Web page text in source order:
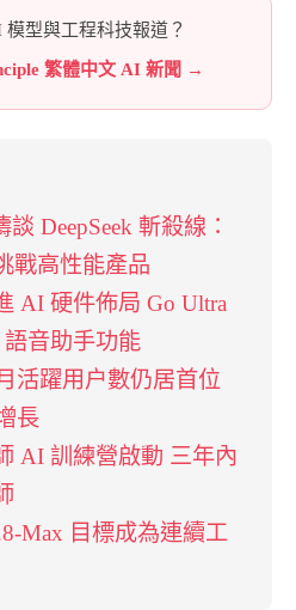
型與工程科技報道？
繁體中文 AI 新聞 →
DeepSeek 斬殺線：
戰高性能產品
AI 硬件佈局 Go Ultra
音助手功能
活躍用户數仍居首位
長
AI 訓練營啟動 三年內
Max 目標成為連續工